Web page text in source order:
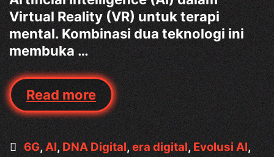
Virtual Reality (VR) untuk terapi
mental. Kombinasi dua teknologi ini
membuka …
Read moreAI
dalam
Virtual
Reality
Categories
6G,AI,DNA Digital,era digital,Evolusi AI,